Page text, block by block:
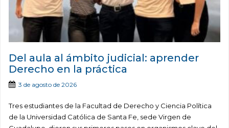
Del aula al ámbito judicial: aprender
Derecho en la práctica
3 de agosto de 2026
Tres estudiantes de la Facultad de Derecho y Ciencia Política
de la Universidad Católica de Santa Fe, sede Virgen de